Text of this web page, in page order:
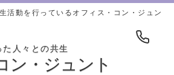
活動を行っているオフィス・コン・ジュン
人々との共生
ン・ジュント